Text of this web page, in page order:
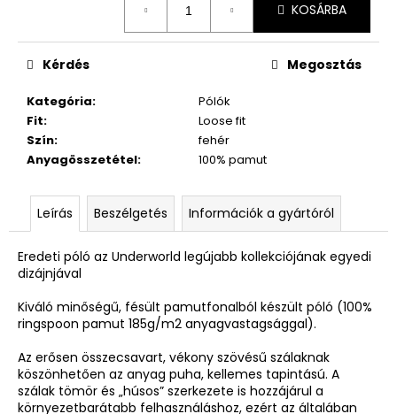
KOSÁRBA
Kategória:
Pólók
Fit:
Loose fit
Szín:
fehér
Anyagösszetétel: 100% pamut
Kérdés Megosztás
Leírás Beszélgetés Információk a gyártóról
Eredeti póló az Underworld legújabb kollekciójának egyedi
dizájnjával
Kiváló minőségű, fésült pamutfonalból készült póló (100%
ringspoon pamut 185g/m2 anyagvastagsággal).
Az erősen összecsavart, vékony szövésű szálaknak
köszönhetően az anyag puha, kellemes tapintású. A
szálak tömör és „húsos” szerkezete is hozzájárul a
környezetbarátabb felhasználáshoz, ezért az általában